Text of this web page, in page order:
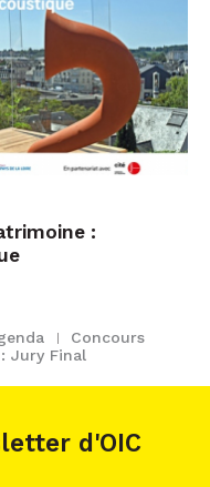
:
Concours
: Jury Final
d'OIC